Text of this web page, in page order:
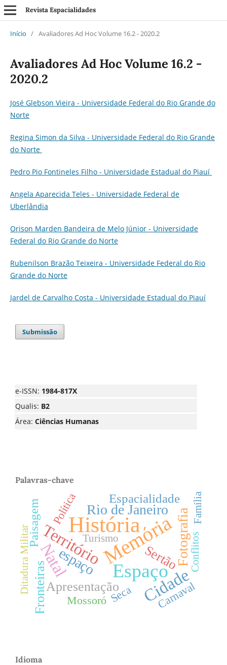
Revista Espacialidades
Início / Avaliadores Ad Hoc Volume 16.2 - 2020.2
Avaliadores Ad Hoc Volume 16.2 -
2020.2
José Glebson Vieira - Universidade Federal do Rio Grande do
Norte
Regina Simon da Silva - Universidade Federal do Rio Grande
do Norte
Pedro Pio Fontineles Filho - Universidade Estadual do Piauí
Angela Aparecida Teles - Universidade Federal de
Uberlândia
Orison Marden Bandeira de Melo Júnior - Universidade
Federal do Rio Grande do Norte
Rubenilson Brazão Teixeira - Universidade Federal do Rio
Grande do Norte
Jardel de Carvalho Costa - Universidade Estadual do Piauí
Submissão
e-ISSN: 1984-817X
Qualis: B2
Área: Ciências Humanas
Palavras-chave
História
Memória
Espaço
Cidade
Território
Natal Fotografia
Rio de Janeiro
espaço
Fronteiras
Sertão
Apresentação
Paisagem Espacialidade
Seca
Política
Mossoró Carnaval
Conflitos
Família
Ditadura Militar Turismo
Idioma